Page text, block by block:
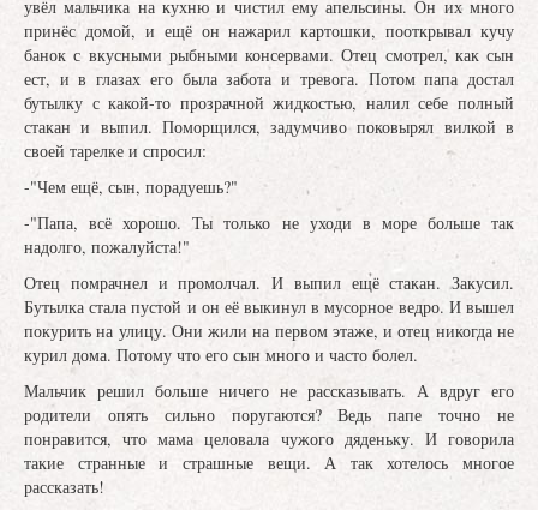
увёл мальчика на кухню и чистил ему апельсины. Он их много
принёс домой, и ещё он нажарил картошки, пооткрывал кучу
банок с вкусными рыбными консервами. Отец смотрел, как сын
ест, и в глазах его была забота и тревога. Потом папа достал
бутылку с какой-то прозрачной жидкостью, налил себе полный
стакан и выпил. Поморщился, задумчиво поковырял вилкой в
своей тарелке и спросил:
-"Чем ещё, сын, порадуешь?"
-"Папа, всё хорошо. Ты только не уходи в море больше так
надолго, пожалуйста!"
Отец помрачнел и промолчал. И выпил ещё стакан. Закусил.
Бутылка стала пустой и он её выкинул в мусорное ведро. И вышел
покурить на улицу. Они жили на первом этаже, и отец никогда не
курил дома. Потому что его сын много и часто болел.
Мальчик решил больше ничего не рассказывать. А вдруг его
родители опять сильно поругаются? Ведь папе точно не
понравится, что мама целовала чужого дяденьку. И говорила
такие странные и страшные вещи. А так хотелось многое
рассказать!